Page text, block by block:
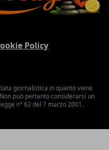
Policy
giornalistica in quanto viene
può pertanto considerarsi un
n° 62 del 7 marzo 2001.